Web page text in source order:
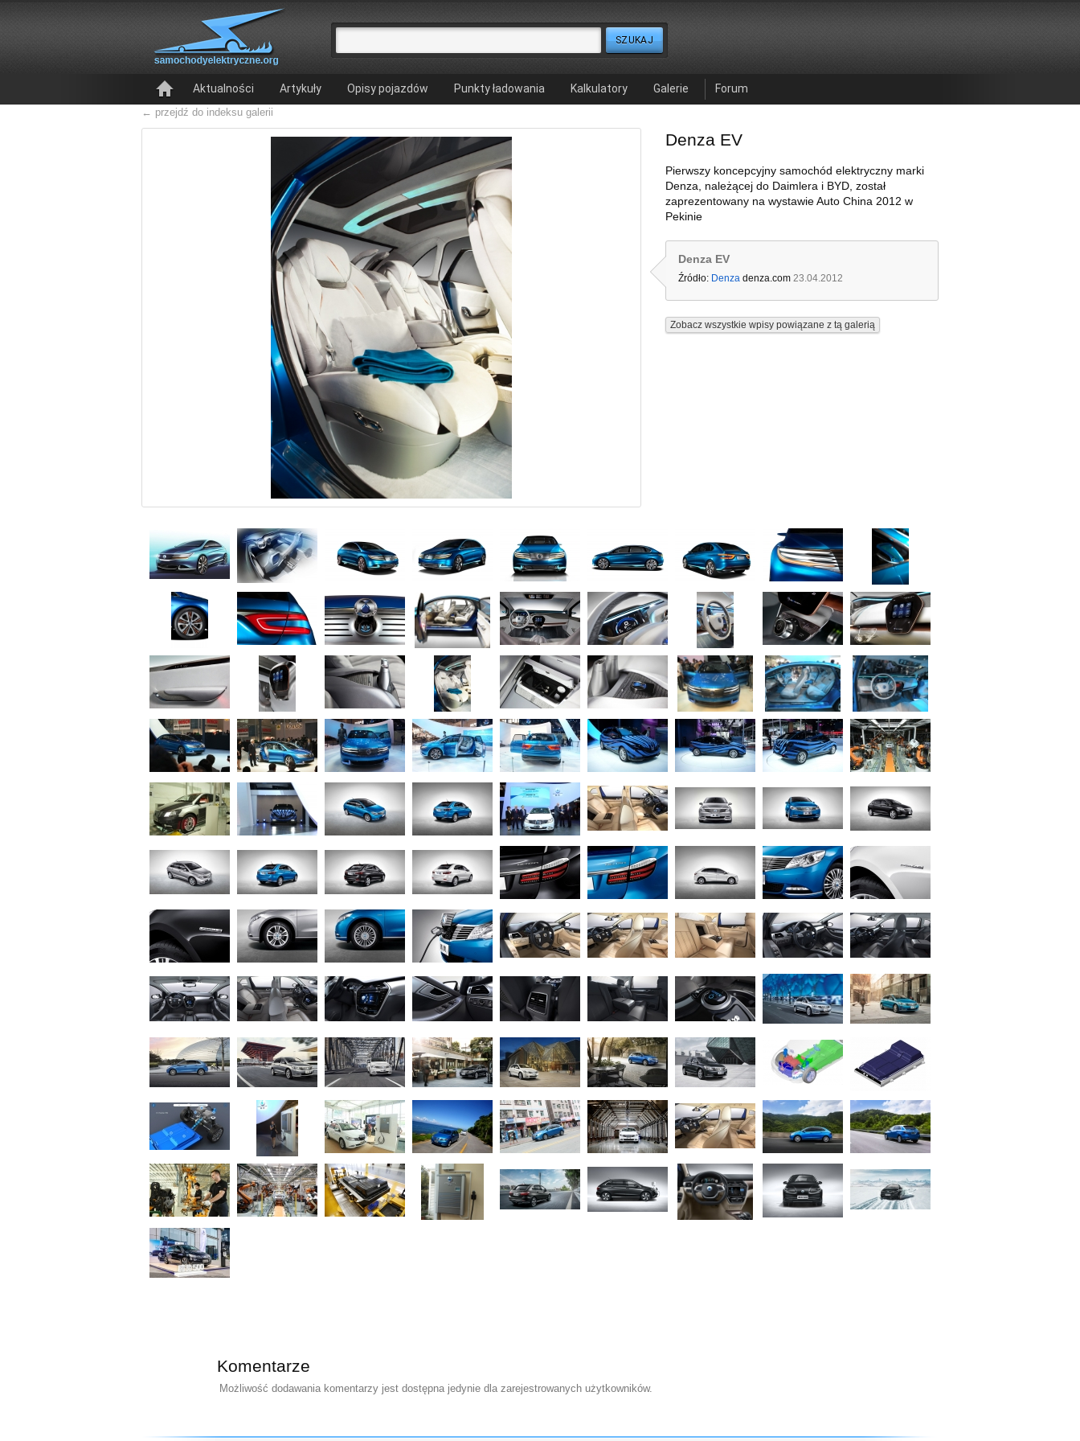
Aktualności Artykuły Opisy pojazdów Punkty ładowania Kalkulatory Galerie Forum
← przejdź do indeksu galerii
Denza EV
Pierwszy koncepcyjny samochód elektryczny marki
Denza, należącej do Daimlera i BYD, został
zaprezentowany na wystawie Auto China 2012 w
Pekinie
Denza EV
Źródło: Denza denza.com 23.04.2012
Zobacz wszystkie wpisy powiązane z tą galerią
Komentarze
Możliwość dodawania komentarzy jest dostępna jedynie dla zarejestrowanych użytkowników.